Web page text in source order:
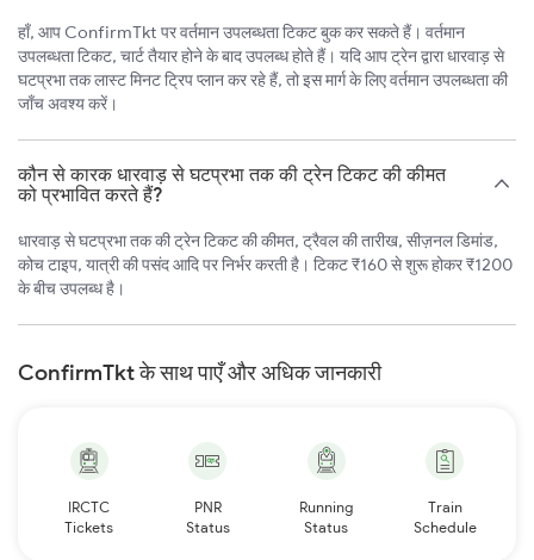
हाँ, आप ConfirmTkt पर वर्तमान उपलब्धता टिकट बुक कर सकते हैं। वर्तमान
उपलब्धता टिकट, चार्ट तैयार होने के बाद उपलब्ध होते हैं। यदि आप ट्रेन द्वारा धारवाड़ से
घटप्रभा तक लास्ट मिनट ट्रिप प्लान कर रहे हैं, तो इस मार्ग के लिए वर्तमान उपलब्धता की
जाँच अवश्य करें।
कौन से कारक धारवाड़ से घटप्रभा तक की ट्रेन टिकट की कीमत
को प्रभावित करते हैं?
धारवाड़ से घटप्रभा तक की ट्रेन टिकट की कीमत, ट्रैवल की तारीख, सीज़नल डिमांड,
कोच टाइप, यात्री की पसंद आदि पर निर्भर करती है। टिकट ₹160 से शुरू होकर ₹1200
के बीच उपलब्ध है।
ConfirmTkt के साथ पाएँ और अधिक जानकारी
IRCTC
Tickets
PNR
Status
Running
Status
Train
Schedule